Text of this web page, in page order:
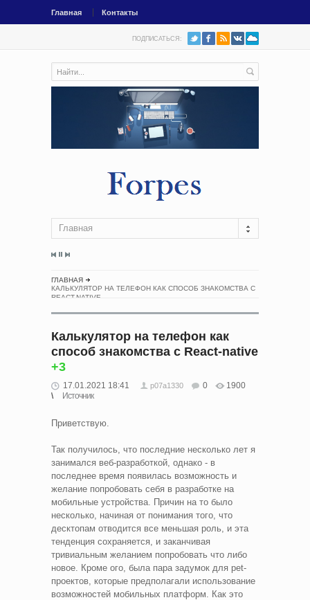
Главная Контакты
ПОДПИСАТЬСЯ:
Главная
ГЛАВНАЯ
КАЛЬКУЛЯТОР НА ТЕЛЕФОН КАК СПОСОБ ЗНАКОМСТВА С
REACT-NATIVE
Калькулятор на телефон как
способ знакомства с React-native
+3
17.01.2021 18:41 p07a1330 0
1900
Источник
Приветствую.
Так получилось, что последние несколько лет я
занимался веб-разработкой, однако - в
последнее время появилась возможность и
желание попробовать себя в разработке на
мобильные устройства. Причин на то было
несколько, начиная от понимания того, что
десктопам отводится все меньшая роль, и эта
тенденция сохраняется, и заканчивая
тривиальным желанием попробовать что либо
новое. Кроме ого, была пара задумок для рet-
проектов, которые предполагали использование
возможностей мобильных платформ. Как это